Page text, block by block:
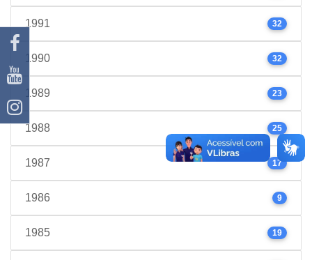
1991 32
1990 32
1989 23
1988 25
1987 17
1986 9
1985 19